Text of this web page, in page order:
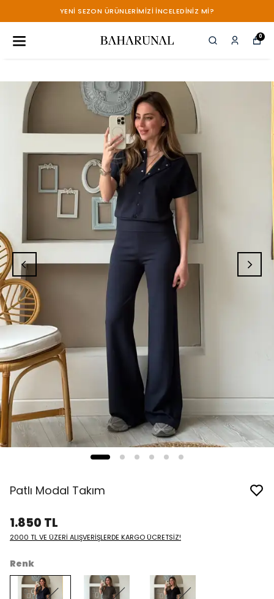
YENİ SEZON ÜRÜNLERİMİZİ İNCELEDİNİZ Mİ?
0
Patlı Modal Takım
1.850 TL
2000 TL VE ÜZERİ ALIŞVERİŞLERDE KARGO ÜCRETSİZ!
Renk